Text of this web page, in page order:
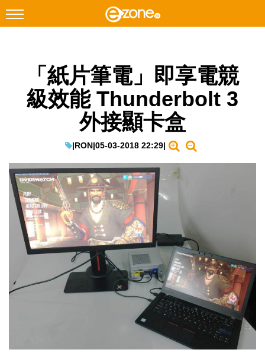
Facebook Instagram
科技焦點
教學評測
EduTech
IT Times
生成式AI與雲端應用
Enterprise Digital Transformation
特集
「紙片筆電」即享電競
級效能 Thunderbolt 3
外接顯卡盒
|RON|05-03-2018 22:29|